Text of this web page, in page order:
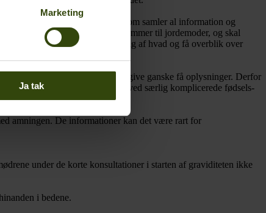
Marketing
Ja tak
er tale om en fysisk mappe, som samler al information og
med familierne. Når kvinden kommer til jordemoder, og skal
at finde ud af, hvem der tager sig af hvad og få overblik over
kun giver mulighed for at videregive ganske få oplysninger. Derfor
understreger, at der ved særlig komplicerede fødsels-
amningen. De informationer kan det være rart for
under de korte konsultationer i starten af graviditeten ikke
i bedene.